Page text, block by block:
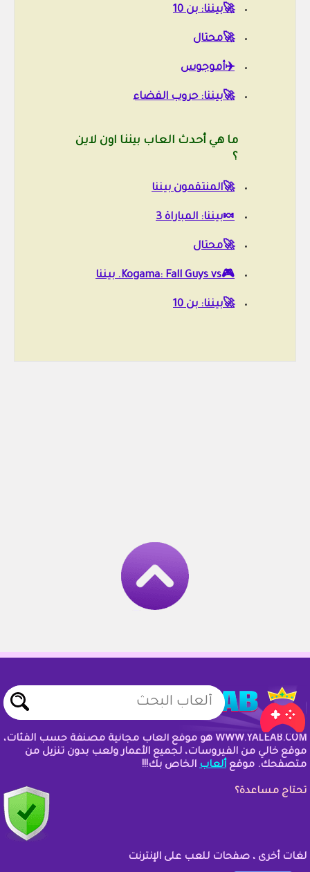
🚀بيننا: بن 10
🚀محتال
✈️أموجوس
🚀بيننا: حروب الفضاء
ما هي أحدث العاب بيننا اون لاين
؟
🚀المنتقمون بيننا
🍬بيننا: المباراة 3
🚀محتال
🎮Kogama: Fall Guys vs. بيننا
🚀بيننا: بن 10
WWW.YALEAB.COM هو موقع ألعاب مجانية مصنفة حسب الفئات،
موقع خالي من الفيروسات، لجميع الأعمار ولعب بدون تنزيل من
متصفحك. موقع ألعاب الخاص بك!!!
تحتاج مساعدة؟
لغات أخرى ، صفحات للعب على الإنترنت